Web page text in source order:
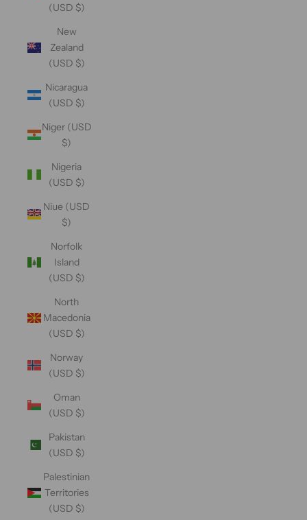
(USD $)
New
Zealand
(USD $)
Nicaragua
(USD $)
Niger (USD
$)
Nigeria
(USD $)
Niue (USD
$)
Norfolk
Island
(USD $)
North
Macedonia
(USD $)
Norway
(USD $)
Oman
(USD $)
Pakistan
(USD $)
Palestinian
Territories
(USD $)